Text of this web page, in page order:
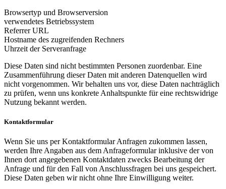
Browsertyp und Browserversion
verwendetes Betriebssystem
Referrer URL
Hostname des zugreifenden Rechners
Uhrzeit der Serveranfrage
Diese Daten sind nicht bestimmten Personen zuordenbar. Eine
Zusammenführung dieser Daten mit anderen Datenquellen wird
nicht vorgenommen. Wir behalten uns vor, diese Daten nachträglich
zu prüfen, wenn uns konkrete Anhaltspunkte für eine rechtswidrige
Nutzung bekannt werden.
Kontaktformular
Wenn Sie uns per Kontaktformular Anfragen zukommen lassen,
werden Ihre Angaben aus dem Anfrageformular inklusive der von
Ihnen dort angegebenen Kontaktdaten zwecks Bearbeitung der
Anfrage und für den Fall von Anschlussfragen bei uns gespeichert.
Diese Daten geben wir nicht ohne Ihre Einwilligung weiter.